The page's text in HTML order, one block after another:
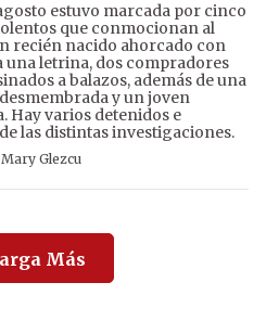
estuvo marcada por cinco
que conmocionan al
recién nacido ahorcado con
una letrina, dos compradores
a balazos, además de una
y un joven
Hay varios detenidos e
las distintas investigaciones.
Mary Glezcu
Más